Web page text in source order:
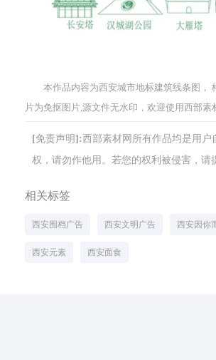
本作品内容为西安城市地标建筑线条图，
片为免抠图片,源文件无水印，欢迎使用西部素
[免责声明]:西部素材网所有作品均是用
权，请勿作他用。若您的权利被侵害，请
相关标签
西安围档广告 西安文明广告 西安因你
西安元素 西安面食